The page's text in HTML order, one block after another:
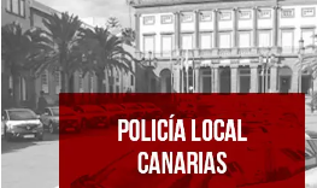
o
k
e
p
p